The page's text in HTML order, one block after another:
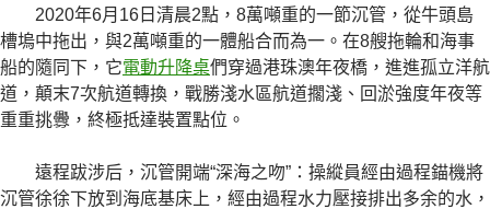
2020年6月16日清晨2點，8萬噸重的一節沉管，從牛頭島
槽塢中拖出，與2萬噸重的一體船合而為一。在8艘拖輪和海事
船的隨同下，它電動升降桌們穿過港珠澳年夜橋，進進孤立洋航
道，顛末7次航道轉換，戰勝淺水區航道擱淺、回淤強度年夜等
重重挑釁，終極抵達裝置點位。
遠程跋涉后，沉管開端“深海之吻”：操縱員經由過程錨機將
沉管徐徐下放到海底基床上，經由過程水力壓接排出多余的水，